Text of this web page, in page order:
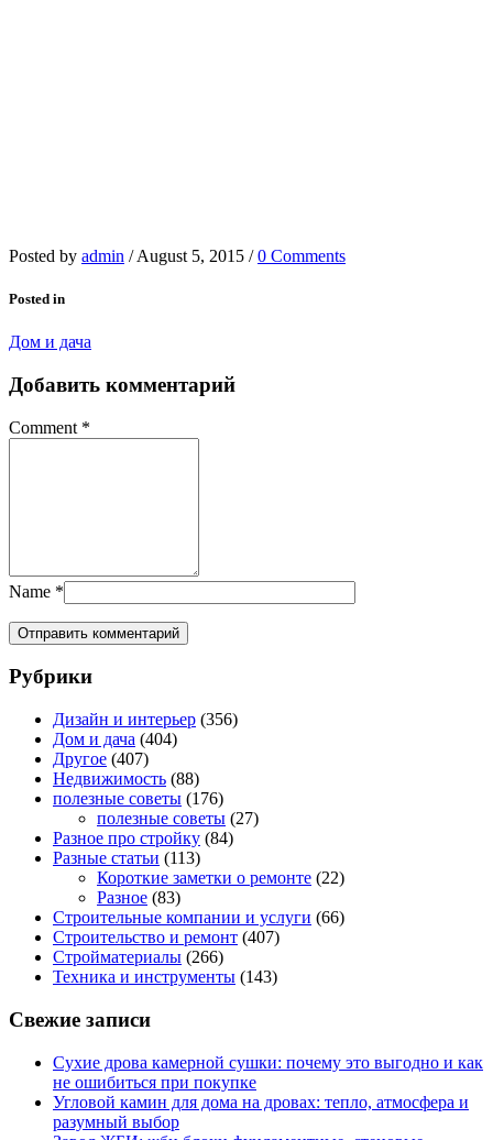
Posted by admin / August 5, 2015 / 0 Comments
Posted in
Дом и дача
Добавить комментарий
Comment *
Name *
Рубрики
Дизайн и интерьер (356)
Дом и дача (404)
Другое (407)
Недвижимость (88)
полезные советы (176)
полезные советы (27)
Разное про стройку (84)
Разные статьи (113)
Короткие заметки о ремонте (22)
Разное (83)
Строительные компании и услуги (66)
Строительство и ремонт (407)
Стройматериалы (266)
Техника и инструменты (143)
Свежие записи
Сухие дрова камерной сушки: почему это выгодно и как
не ошибиться при покупке
Угловой камин для дома на дровах: тепло, атмосфера и
разумный выбор